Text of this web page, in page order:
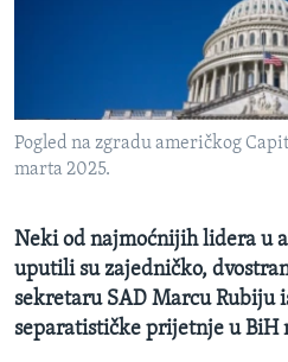
PRATITE NAS
Pogled na zgradu američkog
marta 2025.
Neki od najmoćnijih lidera u
uputili su zajedničko,
sekretaru SAD Marcu Rubiju
separatističke prijetnje u BiH